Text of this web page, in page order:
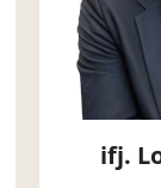
ifj.